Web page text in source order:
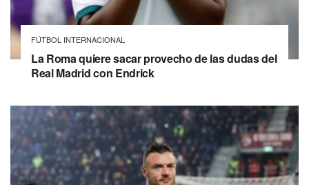
FÚTBOL INTERNACIONAL
La Roma quiere sacar provecho de las dudas del
Real Madrid con Endrick